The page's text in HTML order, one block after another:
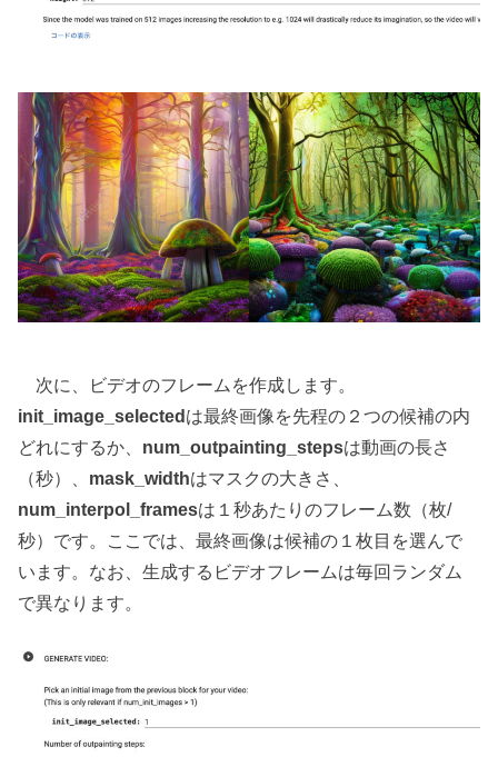
次に、ビデオのフレームを作成します。
init_image_selectedは最終画像を先程の２つの候補の内
どれにするか、 num_outpainting_stepsは動画の長さ
（秒）、 mask_widthはマスクの大きさ、
num_interpol_framesは１秒あたりのフレーム数（枚/
秒）です。ここでは、最終画像は候補の１枚目を選んで
います。なお、生成するビデオフレームは毎回ランダム
で異なります。